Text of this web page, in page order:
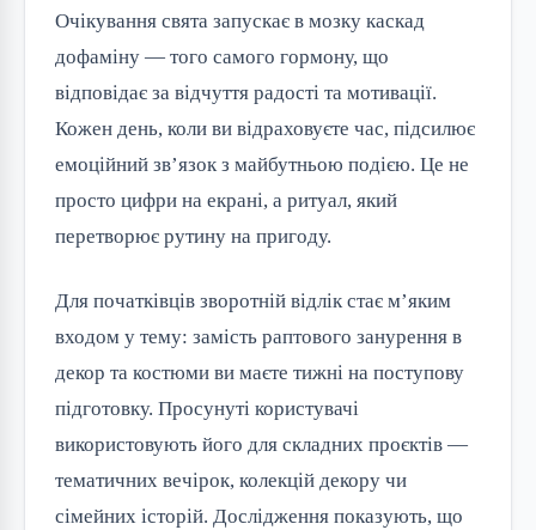
Очікування свята запускає в мозку каскад
дофаміну — того самого гормону, що
відповідає за відчуття радості та мотивації.
Кожен день, коли ви відраховуєте час, підсилює
емоційний зв’язок з майбутньою подією. Це не
просто цифри на екрані, а ритуал, який
перетворює рутину на пригоду.
Для початківців зворотній відлік стає м’яким
входом у тему: замість раптового занурення в
декор та костюми ви маєте тижні на поступову
підготовку. Просунуті користувачі
використовують його для складних проєктів —
тематичних вечірок, колекцій декору чи
сімейних історій. Дослідження показують, що